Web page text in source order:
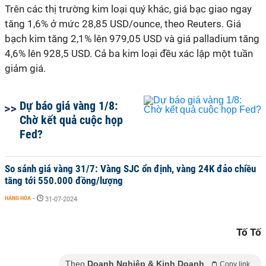
Trên các thị trường kim loại quý khác, giá bạc giao ngay
tăng 1,6% ở mức 28,85 USD/ounce, theo Reuters. Giá
bạch kim tăng 2,1% lên 979,05 USD và giá palladium tăng
4,6% lên 928,5 USD. Cả ba kim loại đều xác lập một tuần
giảm giá.
Dự báo giá vàng 1/8:
Chờ kết quả cuộc họp
Fed?
So sánh giá vàng 31/7: Vàng SJC ổn định, vàng 24K đảo chiều
tăng tới 550.000 đồng/lượng
HÀNG HÓA - 31-07-2024
Tố Tố
Theo Doanh Nghiệp & Kinh Doanh Copy link